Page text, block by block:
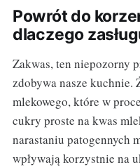
Powrót do
dlaczego
Zakwas, ten niepozorny
zdobywa nasze
mlekowego, które w
cukry proste na kwas
narastaniu patogennych
wpływają korzystnie na